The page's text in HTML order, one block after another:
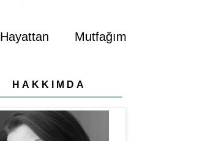
Hayattan Mutfağım
HAKKIMDA